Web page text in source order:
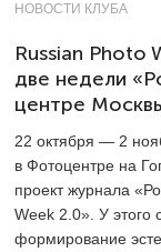
НОВОСТИ КЛУБА
Russian Photo
две недели
центре
22 октября — 2
в Фотоцентре на
проект журнала
Week 2.0». У этого
формирование